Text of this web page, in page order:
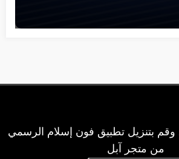
بتنزيل تطبيق فون إسلام الرسمي
من متجر آبل